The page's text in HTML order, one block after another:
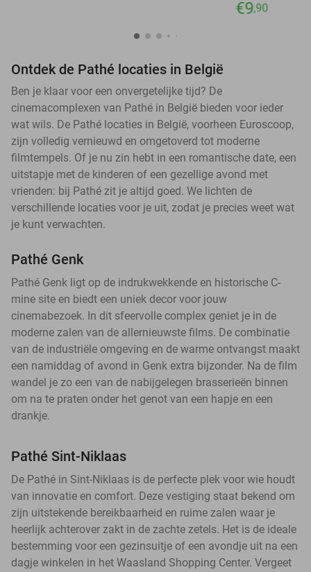
€9,90
Ontdek de Pathé locaties in België
Ben je klaar voor een onvergetelijke tijd? De
cinemacomplexen van Pathé in België bieden voor ieder
wat wils. De Pathé locaties in België, voorheen Euroscoop,
zijn volledig vernieuwd en omgetoverd tot moderne
filmtempels. Of je nu zin hebt in een romantische date, een
uitstapje met de kinderen of een gezellige avond met
vrienden: bij Pathé zit je altijd goed. We lichten de
verschillende locaties voor je uit, zodat je precies weet wat
je kunt verwachten.
Pathé Genk
Pathé Genk ligt op de indrukwekkende en historische C-
mine site en biedt een uniek decor voor jouw
cinemabezoek. In dit sfeervolle complex geniet je in de
moderne zalen van de allernieuwste films. De combinatie
van de industriële omgeving en de warme ontvangst maakt
een namiddag of avond in Genk extra bijzonder. Na de film
wandel je zo een van de nabijgelegen brasserieën binnen
om na te praten onder het genot van een hapje en een
drankje.
Pathé Sint-Niklaas
De Pathé in Sint-Niklaas is de perfecte plek voor wie houdt
van innovatie en comfort. Deze vestiging staat bekend om
zijn uitstekende bereikbaarheid en ruime zalen waar je
heerlijk achterover zakt in de zachte zetels. Het is de ideale
bestemming voor een gezinsuitje of een avondje uit na een
dagje winkelen in het Waasland Shopping Center. Vergeet